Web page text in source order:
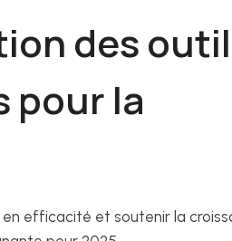
des
pour la
efficacité et soutenir la